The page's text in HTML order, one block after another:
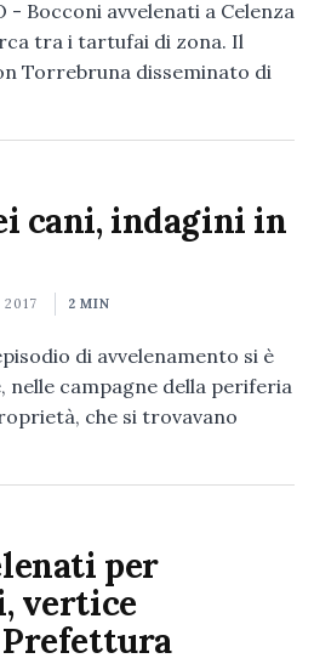
- Bocconi avvelenati a Celenza
tra i tartufai di zona. Il
Torrebruna disseminato di
cani, indagini in
2 MIN
di avvelenamento si è
campagne della periferia
che si trovavano
per
vertice